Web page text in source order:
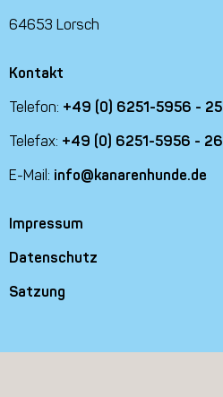
64653 Lorsch
Kontakt
Telefon: +49 (0) 6251-5956 - 25
Telefax: +49 (0) 6251-5956 - 26
E-Mail: info@kanarenhunde.de
Impressum
Datenschutz
Satzung